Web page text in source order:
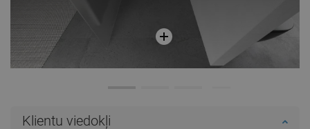
Klientu viedokļi